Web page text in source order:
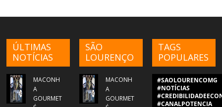
ÚLTIMAS
NOTÍCIAS
MACONH
A
GOURMET
SÃO
LOURENÇO
MACONH
A
GOURMET
TAGS
POPULARES
#SAOLOURENCOMG
#NOTÍCIAS
#CANALPOTENCIA